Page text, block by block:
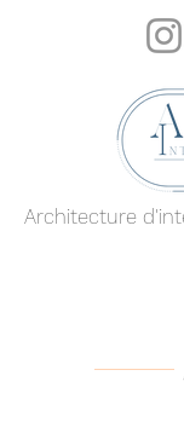
Architecture